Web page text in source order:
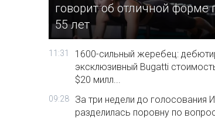
говорит об отличной форме
55 лет
11:31
1600-сильный жеребец:
эксклюзивный Bugatti
$20 милл...
09:28
За три недели до голосования
разделилась поровну по